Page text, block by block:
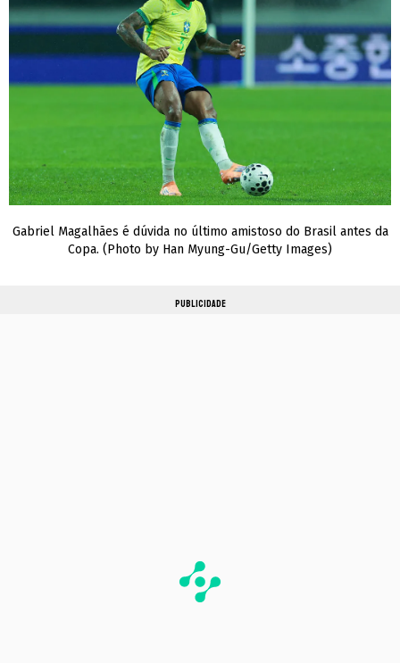
Gabriel Magalhães é dúvida no último amistoso do Brasil antes da
Copa. (Photo by Han Myung-Gu/Getty Images)
PUBLICIDADE